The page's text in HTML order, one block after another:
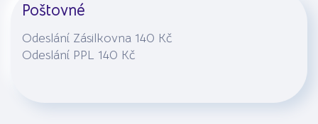
Poštovné
Odeslání Zásilkovna 140 Kč
Odeslání PPL 140 Kč